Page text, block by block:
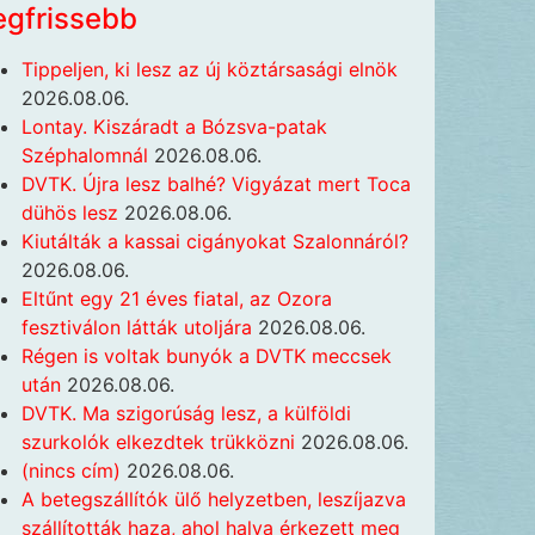
Tippeljen, ki lesz az új köztársasági elnök
2026.08.06.
Lontay. Kiszáradt a Bózsva-patak
Széphalomnál 2026.08.06.
DVTK. Újra lesz balhé? Vigyázat mert Toca
dühös lesz 2026.08.06.
Kiutálták a kassai cigányokat Szalonnáról?
2026.08.06.
Eltűnt egy 21 éves fiatal, az Ozora
fesztiválon látták utoljára 2026.08.06.
Régen is voltak bunyók a DVTK meccsek
után 2026.08.06.
DVTK. Ma szigorúság lesz, a külföldi
szurkolók elkezdtek trükközni 2026.08.06.
(nincs cím) 2026.08.06.
A betegszállítók ülő helyzetben, leszíjazva
szállították haza, ahol halva érkezett meg